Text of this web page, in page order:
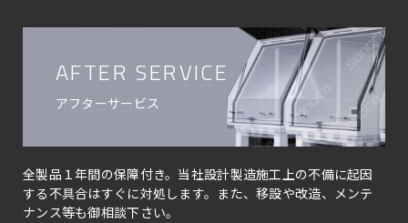
AFTER SERVICE
アフターサービス
全製品１年間の保障付き。当社設計製造施工上の不備に起因
する不具合はすぐに対処します。また、移設や改造、メンテ
ナンス等も御相談下さい。